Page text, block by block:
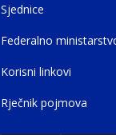
Sjednice
Federalno
Korisni linkovi
Rječnik pojmova